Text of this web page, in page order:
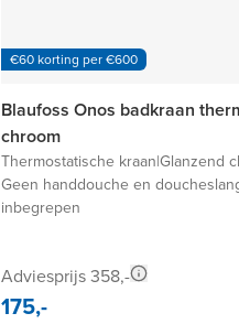
€60 korting per €600
Blaufoss Onos badkraan
chroom
Thermostatische kraan|Glanzend
Geen handdouche en
inbegrepen
Adviesprijs 358,-
175,-